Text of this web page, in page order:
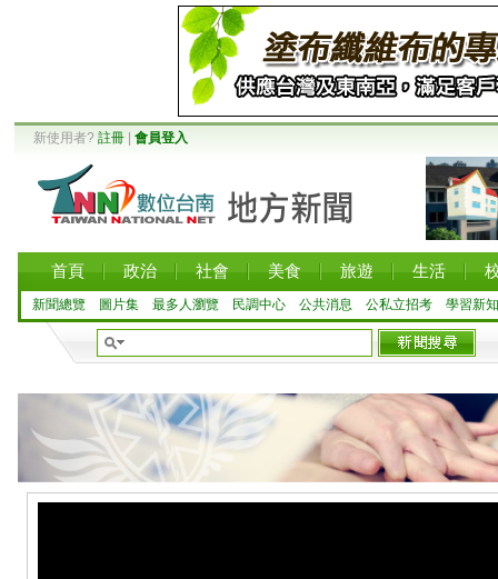
新使用者? 註冊 會員登入
首頁 政治 社會 美食 旅遊 生活
新聞總覽 圖片集 最多人瀏覽 民調中心 公共消息 公私立招考 學習新知